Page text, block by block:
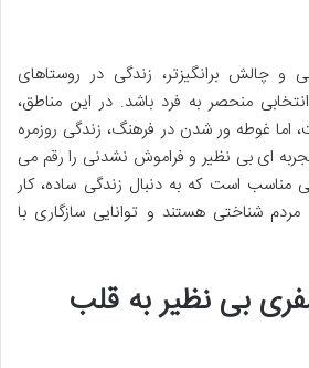
و چالش برانگیزتر، زندگی در روستاهای
منحصر به فرد باشد. در این مناطق،
اما غوطه ور شدن در فرهنگ، زندگی روزمره
ای بی نظیر و فراموش نشدنی را رقم می
مناسب است که به دنبال زندگی ساده، کار
شناختی هستند و توانایی سازگاری با
بی نظیر به قلب